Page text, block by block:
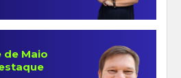
de Maio